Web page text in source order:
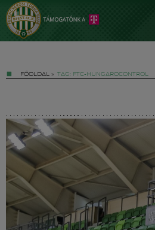
FŐOLDAL » TAG: FTC-HUNGAROCONTROL
Jegyek
FM YouTube +